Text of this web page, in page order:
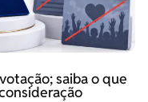
saiba o que